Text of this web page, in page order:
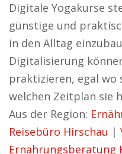
Digitale Yogakurse
günstige und
in den Alltag
Digitalisierung
praktizieren, egal wo
welchen Zeitplan sie
Aus der Region:
Reisebüro Hirschau |
Ernährungsberatung